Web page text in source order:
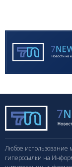
Любое использование
гиперссылки на